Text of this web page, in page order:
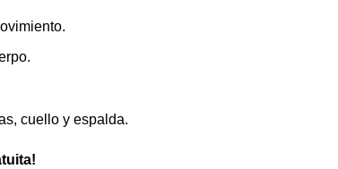
cuello y espalda.